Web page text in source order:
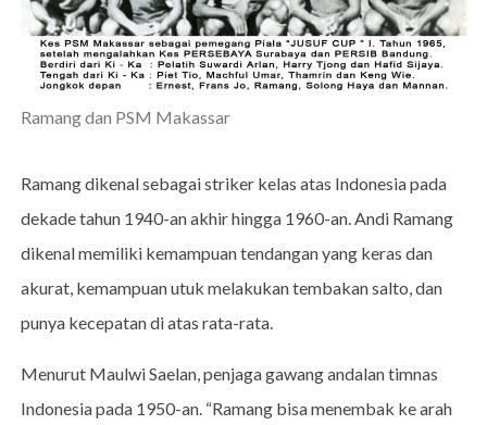
Ramang dan PSM Makassar
Ramang dikenal sebagai striker kelas atas Indonesia pada
dekade tahun 1940-an akhir hingga 1960-an. Andi Ramang
dikenal memiliki kemampuan tendangan yang keras dan
akurat, kemampuan utuk melakukan tembakan salto, dan
punya kecepatan di atas rata-rata.
Menurut Maulwi Saelan, penjaga gawang andalan timnas
Indonesia pada 1950-an. “Ramang bisa menembak ke arah